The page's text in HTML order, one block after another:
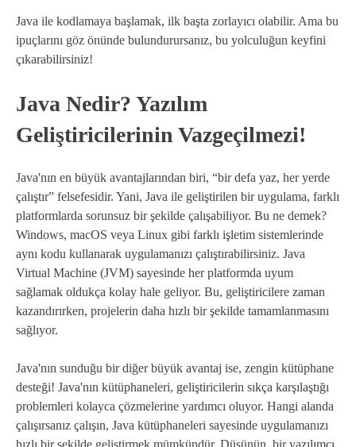
Java ile kodlamaya başlamak, ilk başta zorlayıcı olabilir. Ama bu
ipuçlarını göz önünde bulundurursanız, bu yolculuğun keyfini
çıkarabilirsiniz!
Java Nedir? Yazılım
Geliştiricilerinin Vazgeçilmezi!
Java'nın en büyük avantajlarından biri, “bir defa yaz, her yerde
çalıştır” felsefesidir. Yani, Java ile geliştirilen bir uygulama, farklı
platformlarda sorunsuz bir şekilde çalışabiliyor. Bu ne demek?
Windows, macOS veya Linux gibi farklı işletim sistemlerinde
aynı kodu kullanarak uygulamanızı çalıştırabilirsiniz. Java
Virtual Machine (JVM) sayesinde her platformda uyum
sağlamak oldukça kolay hale geliyor. Bu, geliştiricilere zaman
kazandırırken, projelerin daha hızlı bir şekilde tamamlanmasını
sağlıyor.
Java'nın sunduğu bir diğer büyük avantaj ise, zengin kütüphane
desteği! Java'nın kütüphaneleri, geliştiricilerin sıkça karşılaştığı
problemleri kolayca çözmelerine yardımcı oluyor. Hangi alanda
çalışırsanız çalışın, Java kütüphaneleri sayesinde uygulamanızı
hızlı bir şekilde geliştirmek mümkündür. Düşünün, bir yazılımcı